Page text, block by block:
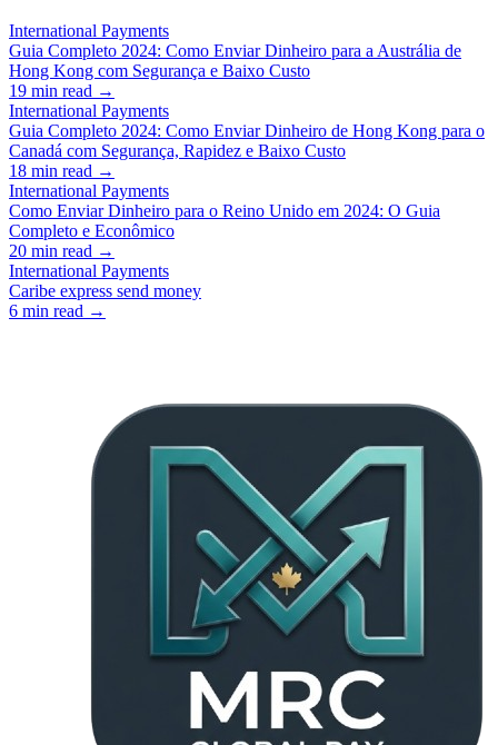
International Payments
Guia Completo 2024: Como Enviar Dinheiro para a Austrália de
Hong Kong com Segurança e Baixo Custo
19 min read →
International Payments
Guia Completo 2024: Como Enviar Dinheiro de Hong Kong para o
Canadá com Segurança, Rapidez e Baixo Custo
18 min read →
International Payments
Como Enviar Dinheiro para o Reino Unido em 2024: O Guia
Completo e Econômico
20 min read →
International Payments
Caribe express send money
6 min read →